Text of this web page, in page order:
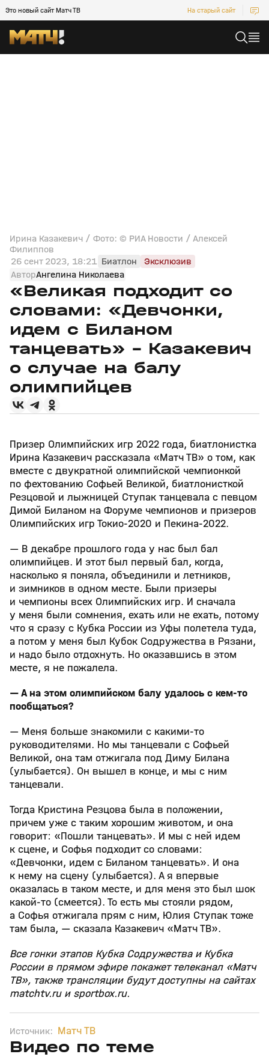
Это новый сайт Матч ТВ На старый сайт
Ирина Казакевич / Фото: © РИА Новости / Алексей
Филиппов
26 сент 2023, 18:21 Биатлон
Эксклюзив
АвторАнгелина Николаева
«Великая подходит со
словами: «Девчонки,
идем с Биланом
танцевать» – Казакевич
о случае на балу
олимпийцев
Призер Олимпийских игр 2022 года, биатлонистка
Ирина Казакевич рассказала «Матч ТВ» о том, как
вместе с двукратной олимпийской чемпионкой
по фехтованию Софьей Великой, биатлонисткой
Резцовой и лыжницей Ступак танцевала с певцом
Димой Биланом на Форуме чемпионов и призеров
Олимпийских игр Токио‑2020 и Пекина‑2022.
— В декабре прошлого года у нас был бал
олимпийцев. И этот был первый бал, когда,
насколько я поняла, объединили и летников,
и зимников в одном месте. Были призеры
и чемпионы всех Олимпийских игр. И сначала
у меня были сомнения, ехать или не ехать, потому
что я сразу с Кубка России из Уфы полетела туда,
а потом у меня был Кубок Содружества в Рязани,
и надо было отдохнуть. Но оказавшись в этом
месте, я не пожалела.
— А на этом олимпийском балу удалось с кем‑то
пообщаться?
— Меня больше знакомили с какими‑то
руководителями. Но мы танцевали с Софьей
Великой, она там отжигала под Диму Билана
(улыбается). Он вышел в конце, и мы с ним
танцевали.
Тогда Кристина Резцова была в положении,
причем уже с таким хорошим животом, и она
говорит: «Пошли танцевать». И мы с ней идем
к сцене, и Софья подходит со словами:
«Девчонки, идем с Биланом танцевать». И она
к нему на сцену (улыбается). А я впервые
оказалась в таком месте, и для меня это был шок
какой‑то (смеется). То есть мы стояли рядом,
а Софья отжигала прям с ним, Юлия Ступак тоже
там была, — сказала Казакевич «Матч ТВ».
Все гонки этапов Кубка Содружества и Кубка
России в прямом эфире покажет телеканал «Матч
ТВ», также трансляции будут доступны на сайтах
matchtv.ru и sportbox.ru.
Источник: Матч ТВ
Видео по теме
15 апр, 13:09